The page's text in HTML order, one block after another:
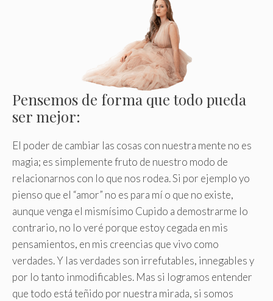
Pensemos de forma que todo pueda
ser mejor:
El poder de cambiar las cosas con nuestra mente no es
magia; es simplemente fruto de nuestro modo de
relacionarnos con lo que nos rodea.Si por ejemplo yo
pienso que el “amor” no es para mí o que no existe,
aunque venga el mismísimo Cupido a demostrarme lo
contrario, no lo veré porque estoy cegada en mis
pensamientos, en mis creencias que vivo como
verdades. Y las verdades son irrefutables, innegables y
por lo tanto inmodificables. Mas si logramos entender
que todo está teñido por nuestra mirada, si somos